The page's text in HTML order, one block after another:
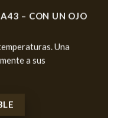
– CON UN OJO
Una
a sus